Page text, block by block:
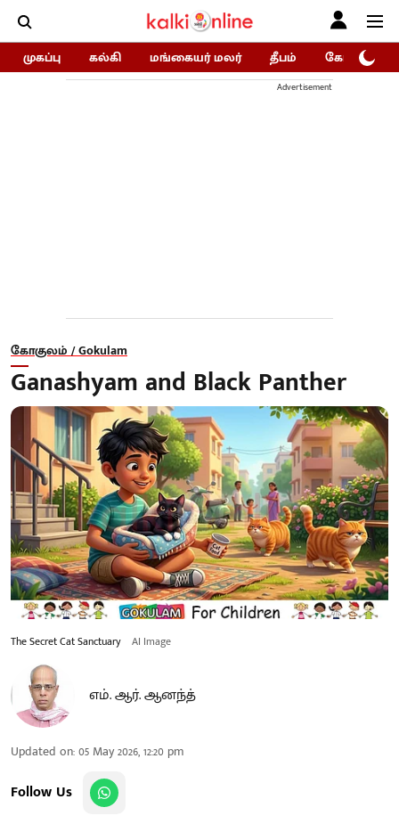
முகப்பு கல்கி மங்கையர் மலர் தீபம் கோகுலம்/
Advertisement
கோகுலம் / Gokulam
Ganashyam and Black Panther
The Secret Cat Sanctuary AI Image
எம். ஆர். ஆனந்த்
Updated on:05 May 2026, 12:20 pm
Follow Us